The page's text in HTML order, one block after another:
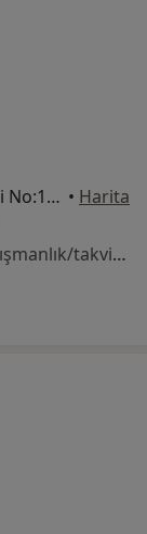
Bulgurlu Mahallesi Alemdağ Caddesi No:100, Üsküdar • Harita
Bu uzman ilgili adres için online danışmanlık/takvim sunmuyor.